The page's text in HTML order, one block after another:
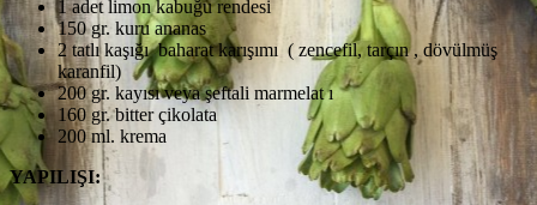
1 adet limon kabuğu rendesi
150 gr. kuru ananas
2 tatlı kaşığı baharat karışımı ( zencefil, tarçın , dövülmüş
karanfil)
200 gr. kayısı veya şeftali marmelat ı
160 gr. bitter çikolata
200 ml. krema
YAPILIŞI: